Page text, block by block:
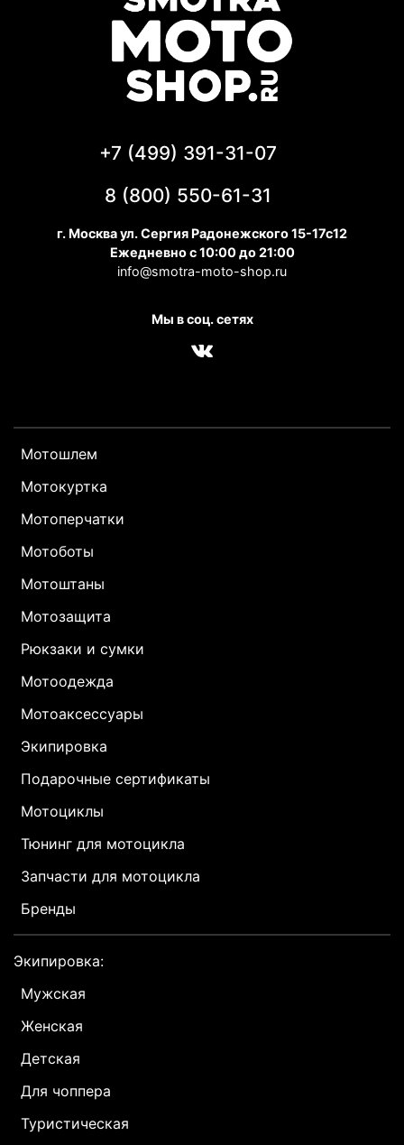
Мотошлем
Мотокуртка
Мотоперчатки
Мотоботы
Мотоштаны
Мотозащита
Рюкзаки и сумки
Мотоодежда
Мотоаксессуары
Экипировка
Подарочные сертификаты
Мотоциклы
Тюнинг для мотоцикла
Запчасти для мотоцикла
Бренды
Экипировка:
Мужская
Женская
Детская
Для чоппера
Туристическая
+7 (499) 391-31-07
8 (800) 550-61-31
г. Москва ул. Сергия Радонежского 15-17с12
Ежедневно с 10:00 до 21:00
info@smotra-moto-shop.ru
Мы в соц. сетях